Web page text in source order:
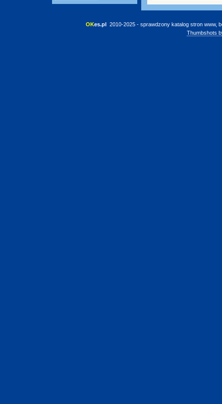
OKes.pl 2010-2025 - sprawdzony katalog stron www,
Thumbshots